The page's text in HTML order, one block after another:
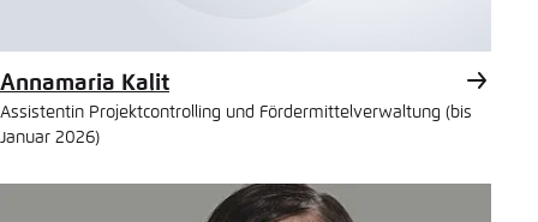
Annamaria Kalit
Assistentin Projektcontrolling und Fördermittelverwaltung (bis
Januar 2026)